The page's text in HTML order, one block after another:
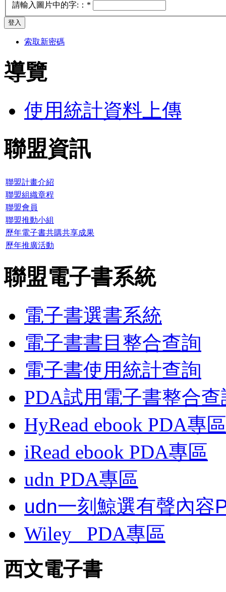
請輸入圖片中的字:： *
索取新密碼
導覽
使用統計資料上傳
聯盟資訊
聯盟計畫介紹
聯盟組織章程
聯盟會員
聯盟推動小組
歷年電子書共購共享成果
歷年推廣活動
聯盟電子書系統
電子書選書系統
電子書書目整合查詢
電子書使用統計查詢
PDA試用電子書整合查
HyRead ebook PDA專區
iRead ebook PDA專區
udn PDA專區
udn一刻鯨選有聲內容
Wiley
PDA專區
西文電子書